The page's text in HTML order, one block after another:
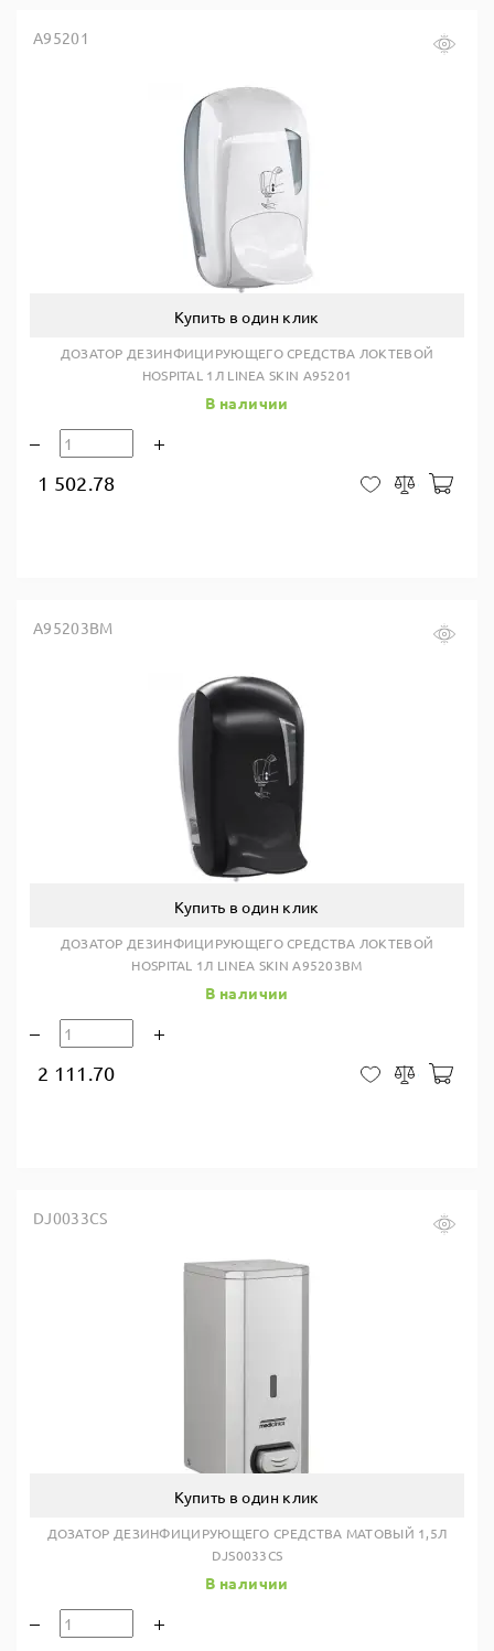
A95201
Купить в один клик
ДОЗАТОР ДЕЗИНФИЦИРУЮЩЕГО СРЕДСТВА ЛОКТЕВОЙ
HOSPITAL 1Л LINEA SKIN A95201
В наличии
1 502.78 В закладки
Сравнить
A95203BM
Купить в один клик
ДОЗАТОР ДЕЗИНФИЦИРУЮЩЕГО СРЕДСТВА ЛОКТЕВОЙ
HOSPITAL 1Л LINEA SKIN A95203BM
В наличии
2 111.70 В закладки
Сравнить
DJ0033CS
Купить в один клик
ДОЗАТОР ДЕЗИНФИЦИРУЮЩЕГО СРЕДСТВА МАТОВЫЙ 1,5Л
DJS0033CS
В наличии